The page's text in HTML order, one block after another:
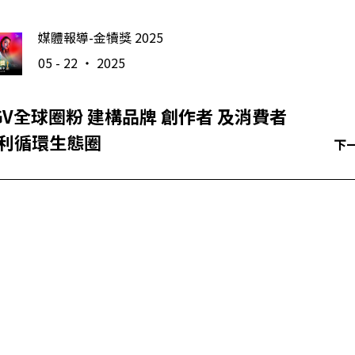
媒體報導-金犢獎 2025
05 - 22 ‧ 2025
全球圈粉 建構品牌 創作者 及消費者
循環生態圈
下